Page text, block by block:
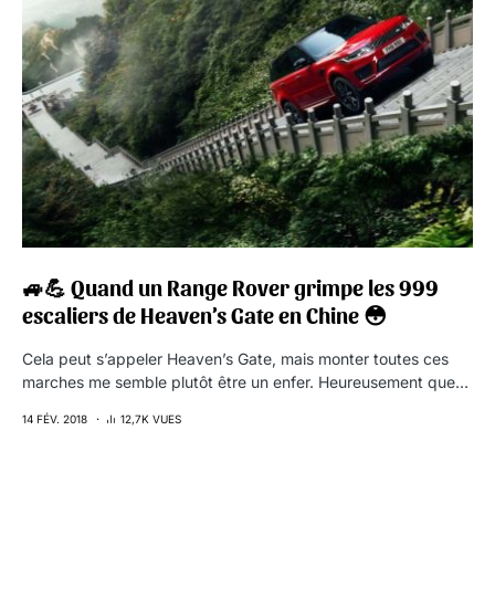
🚙💪 Quand un Range Rover grimpe les 999
escaliers de Heaven’s Gate en Chine 😳
Cela peut s’appeler Heaven’s Gate, mais monter toutes ces
marches me semble plutôt être un enfer. Heureusement que…
14 FÉV. 2018 12,7K VUES